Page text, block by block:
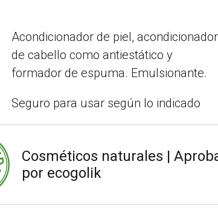
Acondicionador de piel, acondicionador
de cabello como antiestático y
formador de espuma. Emulsionante.
Seguro para usar según lo indicado
Cosméticos naturales |
por ecogolik